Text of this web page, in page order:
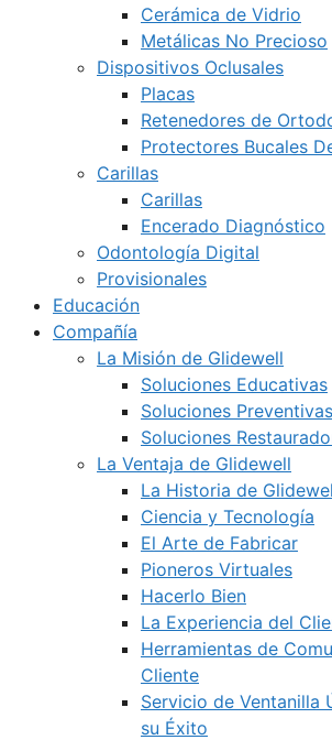
Cerámica de Vidrio
Metálicas No Precioso
Dispositivos Oclusales
Placas
Retenedores de
Protectores Bucales
Carillas
Carillas
Encerado Diagnóstico
Odontología Digital
Provisionales
Educación
Compañía
La Misión de Glidewell
Soluciones Educativas
Soluciones Preventivas
Soluciones
La Ventaja de Glidewell
La Historia de
Ciencia y Tecnología
El Arte de Fabricar
Pioneros Virtuales
Hacerlo Bien
La Experiencia del
Herramientas de
Cliente
Servicio de Ventanilla
su Éxito